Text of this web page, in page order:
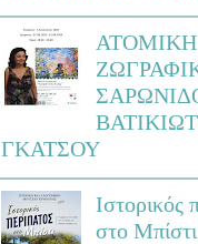
ΓΚΑΤΣΟΥ
Ιστορικός
στο Μπίστι